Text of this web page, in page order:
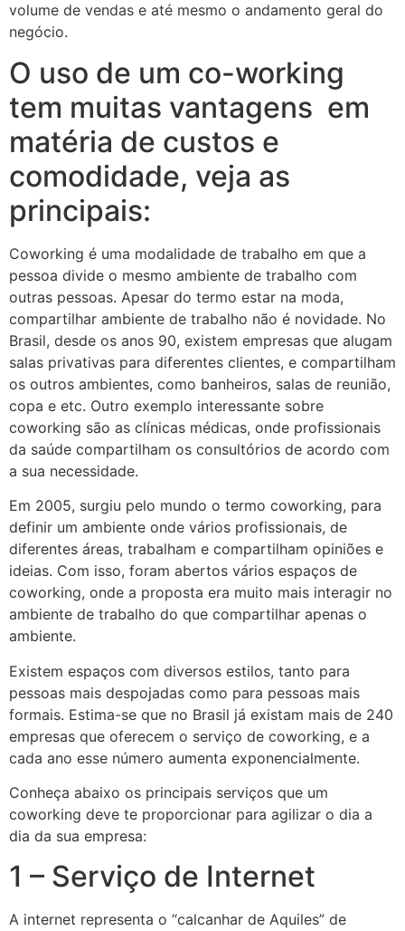
volume de vendas e até mesmo o andamento geral do
negócio.
O uso de um co-working
tem muitas vantagens em
matéria de custos e
comodidade, veja as
principais:
Coworking é uma modalidade de trabalho em que a
pessoa divide o mesmo ambiente de trabalho com
outras pessoas. Apesar do termo estar na moda,
compartilhar ambiente de trabalho não é novidade. No
Brasil, desde os anos 90, existem empresas que alugam
salas privativas para diferentes clientes, e compartilham
os outros ambientes, como banheiros, salas de reunião,
copa e etc. Outro exemplo interessante sobre
coworking são as clínicas médicas, onde profissionais
da saúde compartilham os consultórios de acordo com
a sua necessidade.
Em 2005, surgiu pelo mundo o termo coworking, para
definir um ambiente onde vários profissionais, de
diferentes áreas, trabalham e compartilham opiniões e
ideias. Com isso, foram abertos vários espaços de
coworking, onde a proposta era muito mais interagir no
ambiente de trabalho do que compartilhar apenas o
ambiente.
Existem espaços com diversos estilos, tanto para
pessoas mais despojadas como para pessoas mais
formais. Estima-se que no Brasil já existam mais de 240
empresas que oferecem o serviço de coworking, e a
cada ano esse número aumenta exponencialmente.
Conheça abaixo os principais serviços que um
coworking deve te proporcionar para agilizar o dia a
dia da sua empresa:
1 – Serviço de Internet
A internet representa o “calcanhar de Aquiles” de